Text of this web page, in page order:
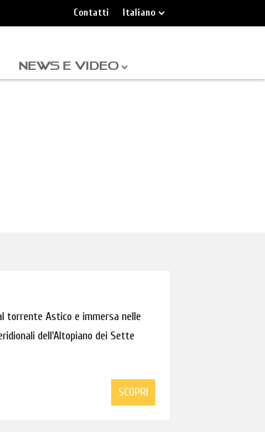
Contatti Italiano
NEWS E VIDEO
torrente Astico e immersa nelle
dell'Altopiano dei Sette
SCOPRI